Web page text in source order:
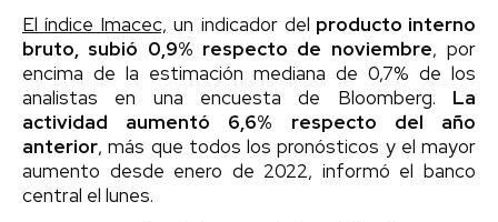
El índice Imacec, un indicador del producto interno
bruto, subió 0,9% respecto de noviembre, por
encima de la estimación mediana de 0,7% de los
analistas en una encuesta de Bloomberg. La
actividad aumentó 6,6% respecto del año
anterior, más que todos los pronósticos y el mayor
aumento desde enero de 2022, informó el banco
central el lunes.